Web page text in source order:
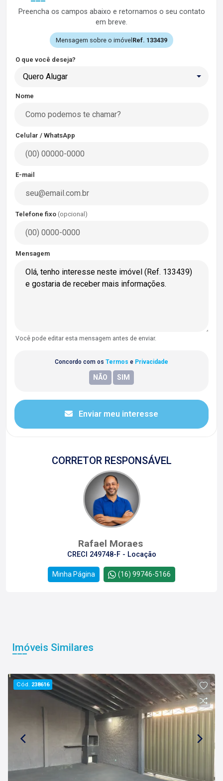
Preencha os campos abaixo e retornamos o seu contato
em breve.
Mensagem sobre o imóvel Ref. 133439
O que você deseja?
Quero Alugar
Nome
Celular / WhatsApp
E-mail
Telefone fixo (opcional)
Mensagem
Você pode editar esta mensagem antes de enviar.
Concordo com os Termos e Privacidade
Enviar meu interesse
CORRETOR RESPONSÁVEL
Rafael Moraes
CRECI 249748-F - Locação
Minha Página (16) 99746-5166
Imóveis Similares
Cód. 238616